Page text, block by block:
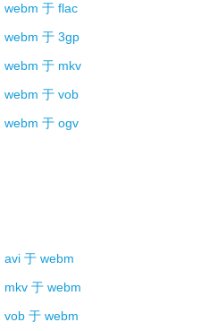
webm 于 flac
webm 于 3gp
webm 于 mkv
webm 于 vob
webm 于 ogv
avi 于 webm
mkv 于 webm
vob 于 webm